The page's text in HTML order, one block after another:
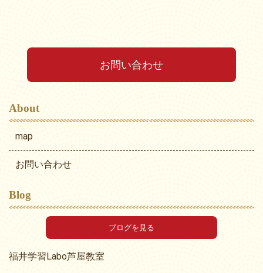
お問い合わせ
About
map
お問い合わせ
Blog
ブログを見る
福井学習Labo芦屋教室